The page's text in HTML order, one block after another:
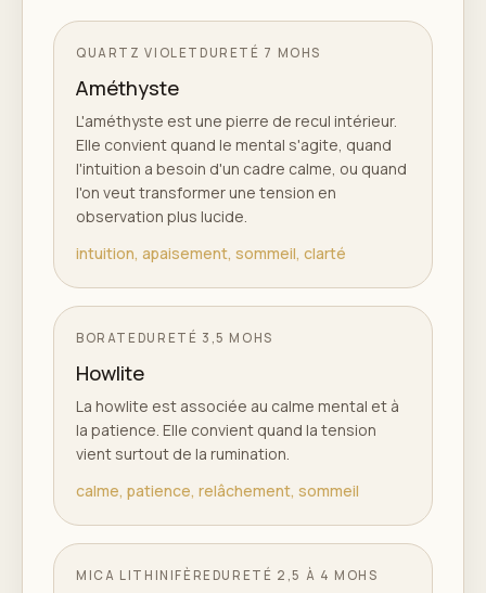
QUARTZ VIOLET DURETÉ 7 MOHS
Améthyste
L'améthyste est une pierre de recul intérieur.
Elle convient quand le mental s'agite, quand
l'intuition a besoin d'un cadre calme, ou quand
l'on veut transformer une tension en
observation plus lucide.
intuition, apaisement, sommeil, clarté
BORATE DURETÉ 3,5 MOHS
Howlite
La howlite est associée au calme mental et à
la patience. Elle convient quand la tension
vient surtout de la rumination.
calme, patience, relâchement, sommeil
MICA LITHINIFÈRE DURETÉ 2,5 À 4 MOHS